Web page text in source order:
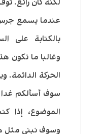
لكنه كان رائع.
عندما يسمع
بالكتابة على
وغالبا ما تكون
الحركة الدائمة.
سوف أسألكم
الموضوع، إذا
وسوف نبني مثل